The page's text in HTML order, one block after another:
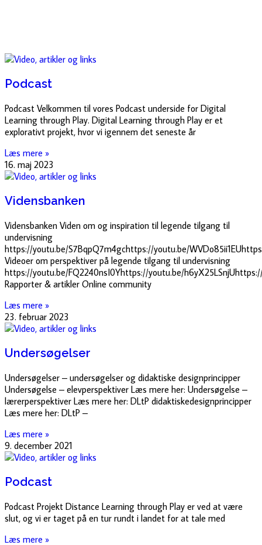
Podcast
Podcast Velkommen til vores Podcast underside for Digital
Learning through Play. Digital Learning through Play er et
explorativt projekt, hvor vi igennem det seneste år
Læs mere »
16. maj 2023
Vidensbanken
Vidensbanken Viden om og inspiration til legende tilgang til
undervisning
https://youtu.be/S7BqpQ7m4gchttps://youtu.be/
Videoer om perspektiver på legende tilgang til undervisning
https://youtu.be/FQ2240nsI0Yhttps://youtu.be/
Rapporter & artikler Online community
Læs mere »
23. februar 2023
Undersøgelser
Undersøgelser – undersøgelser og didaktiske designprincipper
Undersøgelse – elevperspektiver Læs mere her: Undersøgelse –
lærerperspektiver Læs mere her: DLtP didaktiskedesignprincipper
Læs mere her: DLtP –
Læs mere »
9. december 2021
Podcast
Podcast Projekt Distance Learning through Play er ved at være
slut, og vi er taget på en tur rundt i landet for at tale med
Læs mere »